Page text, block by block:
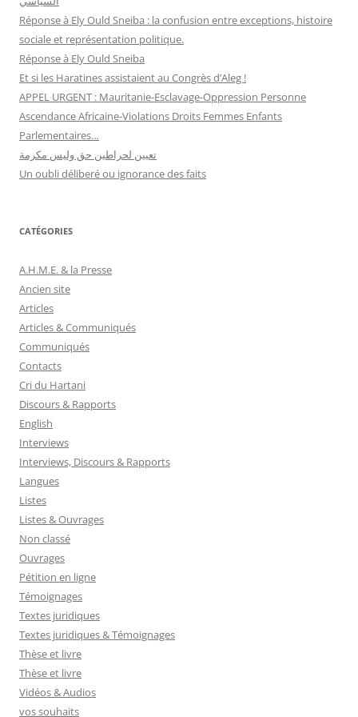
Réponse à Ely Ould Sneiba : la confusion entre exceptions, histoire
sociale et représentation politique.
Réponse à Ely Ould Sneiba
Et si les Haratines assistaient au Congrès d’Aleg !
APPEL URGENT : Mauritanie-Esclavage-Oppression Personne
Ascendance Africaine-Violations Droits Femmes Enfants
Parlementaires…
تعيين لحراطين حق وليس مكرمة
Un oubli déliberé ou ignorance des faits
CATÉGORIES
A.H.M.E. & la Presse
Ancien site
Articles
Articles & Communiqués
Communiqués
Contacts
Cri du Hartani
Discours & Rapports
English
Interviews
Interviews, Discours & Rapports
Langues
Listes
Listes & Ouvrages
Non classé
Ouvrages
Pétition en ligne
Témoignages
Textes juridiques
Textes juridiques & Témoignages
Thèse et livre
Thèse et livre
Vidéos & Audios
vos souhaits